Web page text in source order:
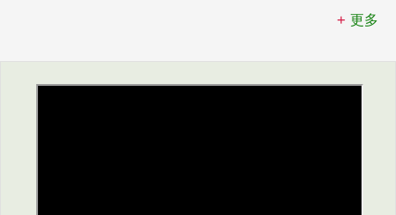
更多